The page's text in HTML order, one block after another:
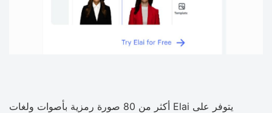
يتوفر على Elai أكثر من 80 صورة رمزية بأصوات ولغات